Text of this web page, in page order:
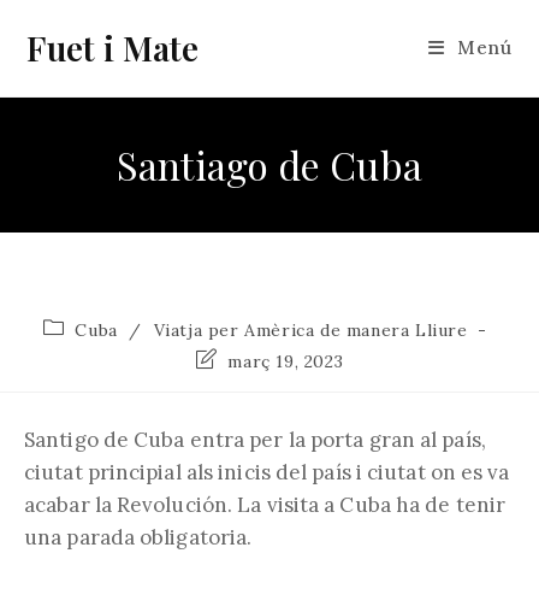
contingut
Fuet i Mate Menú
Santiago de Cuba
Categoria
Cuba /
Viatja per Amèrica de manera Lliure
Últimamarç 19, 2023
Santigo de Cuba entra per la porta gran al país,
ciutat principial als inicis del país i ciutat on es va
acabar la Revolución. La visita a Cuba ha de tenir
una parada obligatoria.